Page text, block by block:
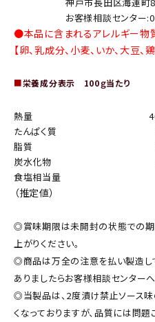
お客様相談センター
●本品に含まれるアレルギー物
【卵、乳成分、小麦、いか、大豆、
■栄養成分表示 100ｇ当たり
熱量
たんぱく質
脂質
炭水化物
食塩相当量
（推定値）
◎賞味期限は未開封の状態での期
上がりください。
◎商品は万全の注意を払い製造し
ありましたらお客様相談センターへ
◎当製品は、2度漬け禁止ソース
くなっておりますが、品質には問題